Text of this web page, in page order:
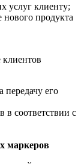
услуг клиенту;
нового продукта
передачу его
в соответствии с
маркеров